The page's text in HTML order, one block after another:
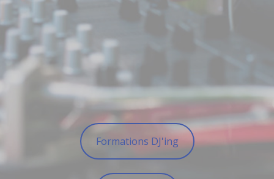
Formations DJ'ing